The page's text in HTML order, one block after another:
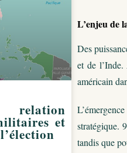
et
L’enjeu de
Des
et de l’Inde.
américain
stratégique.
tandis que